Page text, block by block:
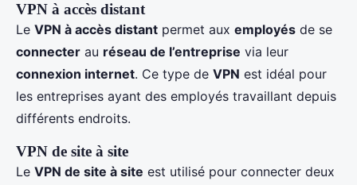
VPN à accès distant
Le VPN à accès distant permet aux employés de se
connecter au réseau de l’entreprise via leur
connexion internet. Ce type de VPN est idéal pour
les entreprises ayant des employés travaillant depuis
différents endroits.
VPN de site à site
Le VPN de site à site est utilisé pour connecter deux